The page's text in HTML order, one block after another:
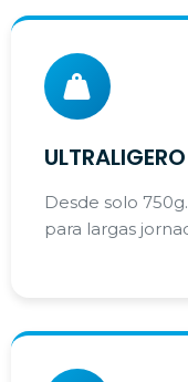
ULTRALIGERO
Desde solo
para largas